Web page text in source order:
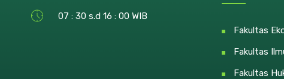
07 : 30 s.d 16 : 00 WIB
Fakultas
Fakultas
Fakultas